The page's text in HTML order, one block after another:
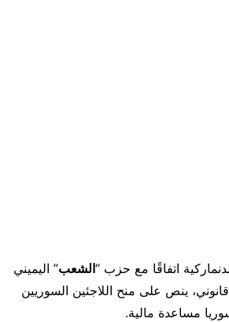
اتفاقًا مع حزب “الشعب” اليميني
ينص على منح اللاجئين السوريين
مساعدة مالية.